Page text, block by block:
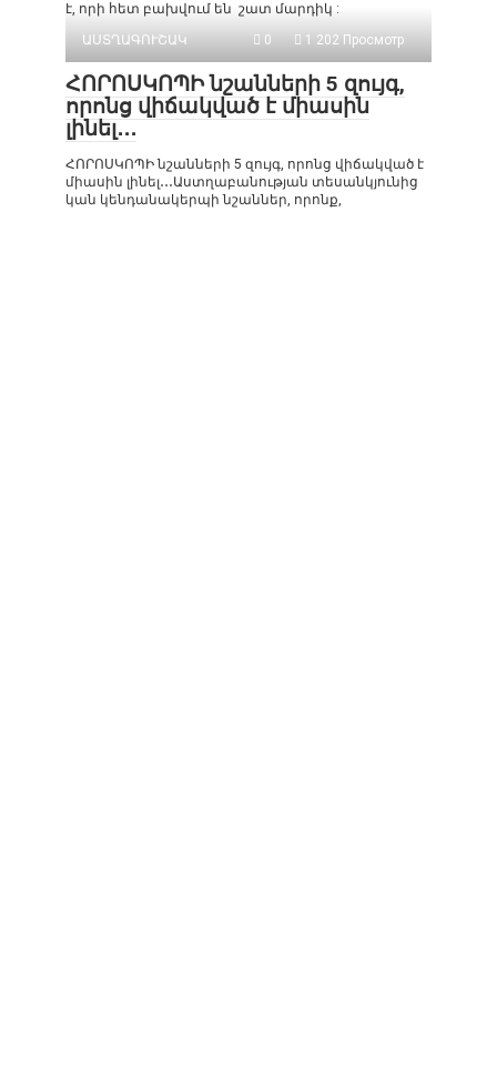
է, որի հետ բախվում են շատ մարդիկ :
ԱՍՏՂԱԳՈՒՇԱԿ
0 1 202 Просмотр
ՀՈՐՈՍԿՈՊԻ նշանների 5 զույգ,
որոնց վիճակված է միասին
լինել․․․
ՀՈՐՈՍԿՈՊԻ նշանների 5 զույգ, որոնց վիճակված է
միասին լինել․․․Աստղաբանության տեսանկյունից
կան կենդանակերպի նշաններ, որոնք,